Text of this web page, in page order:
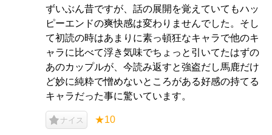
ずいぶん昔ですが、話の展開を覚えていてもハッ
ピーエンドの爽快感は変わりませんでした。そし
て初読の時はあまりに素っ頓狂なキャラで他のキ
ャラに比べて浮き気味でちょっと引いてたはずの
あのカップルが、今読み返すと強盗だし馬鹿だけ
ど妙に純粋で憎めないところがある好感の持てる
キャラだった事に驚いています。
ナイス ★10